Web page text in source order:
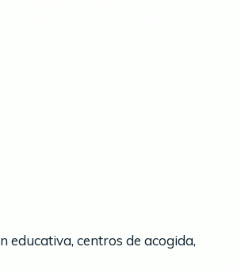
educativa, centros de acogida,